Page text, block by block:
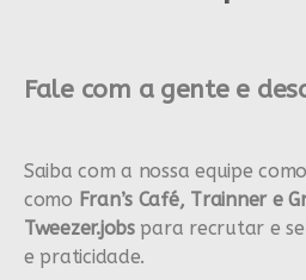
Fale com a gente e
Saiba com a nossa equipe
como Fran’s Café, Trainner e
Tweezer.jobspara recrutar e
e praticidade.